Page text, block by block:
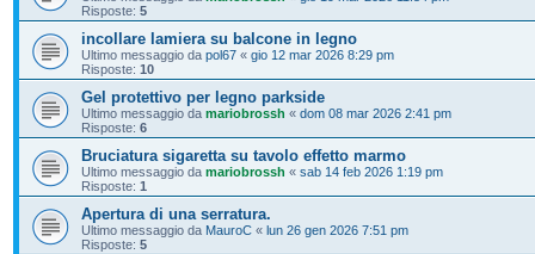
Risposte: 5
incollare lamiera su balcone in legno
Ultimo messaggio da pol67 « gio 12 mar 2026 8:29 pm
Risposte: 10
Gel protettivo per legno parkside
Ultimo messaggio da mariobrossh « dom 08 mar 2026 2:41 pm
Risposte: 6
Bruciatura sigaretta su tavolo effetto marmo
Ultimo messaggio da mariobrossh « sab 14 feb 2026 1:19 pm
Risposte: 1
Apertura di una serratura.
Ultimo messaggio da MauroC « lun 26 gen 2026 7:51 pm
Risposte: 5